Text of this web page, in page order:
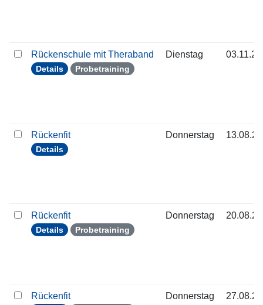
Rückenschule mit Theraband
Details Probetraining
Dienstag
Rückenfit
Details
Donnerstag
Rückenfit
Details Probetraining
Donnerstag
Rückenfit Donnerstag